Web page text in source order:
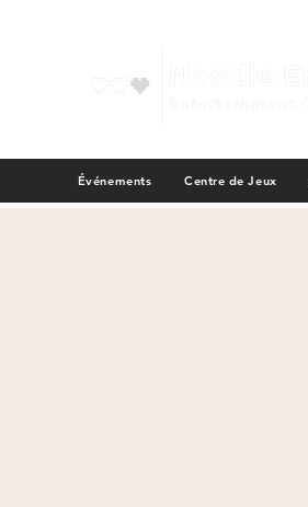
Événements Centre de Jeux